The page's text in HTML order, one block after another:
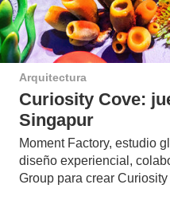
Arquitectura
Curiosity Cove:
Singapur
Moment Factory, estudio
diseño experiencial,
Group para crear